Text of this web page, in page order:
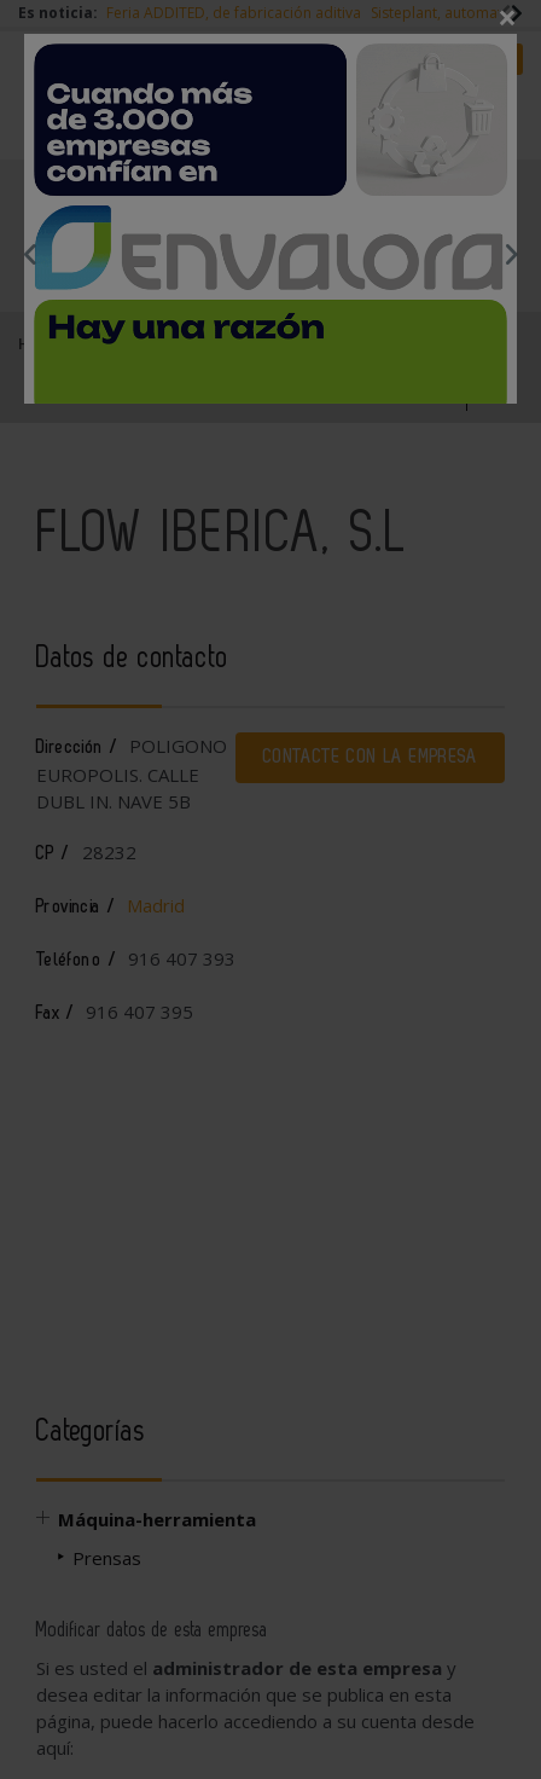
Es noticia: Feria ADDITED, de fabricación aditiva Sisteplant,
Redes Sociales Login empresas
EMPRESAS PREMIUM
Home Empresas del sector del metal
FLOW IBERICA, S.L
Datos de contacto
CONTACTE CON LA EMPRESA
Dirección /
POLIGONO
EUROPOLIS. CALLE
DUBL IN. NAVE 5B
CP / 28232
Provincia / Madrid
Teléfono / 916 407 393
Fax / 916 407 395
Categorías
Máquina-herramienta
Prensas
Modificar datos de esta empresa
Si es usted el administrador de esta empresa y
desea editar la información que se publica en esta
página, puede hacerlo accediendo a su cuenta desde
aquí:
×